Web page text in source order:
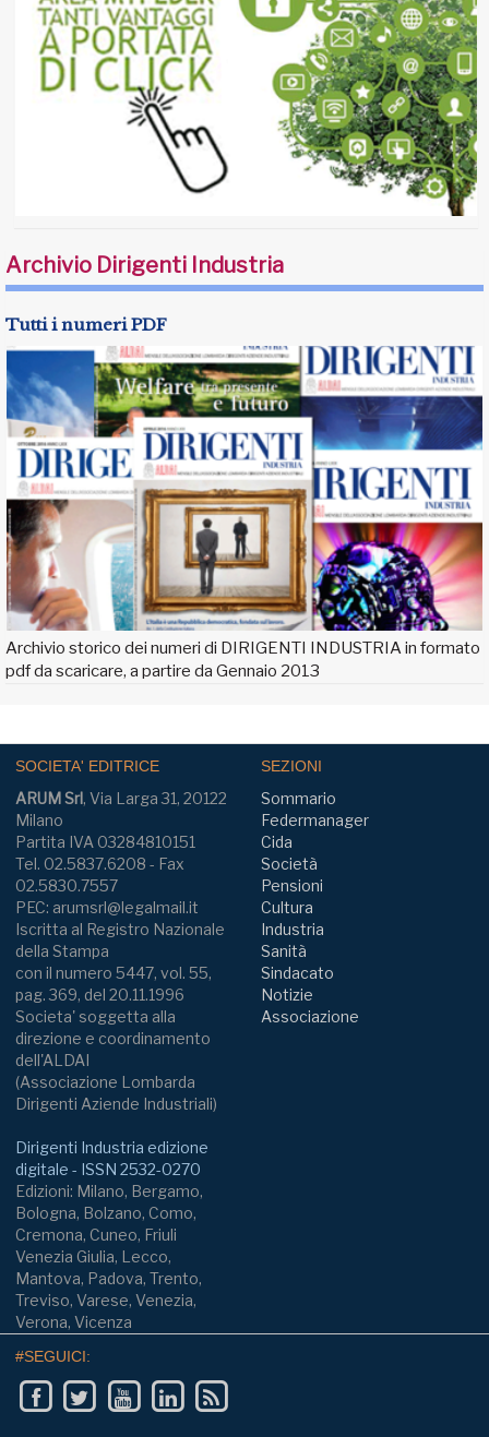
Archivio Dirigenti Industria
Tutti i numeri PDF
Archivio storico dei numeri di DIRIGENTI INDUSTRIA in formato
pdf da scaricare, a partire da Gennaio 2013
SOCIETA' EDITRICE
ARUM Srl, Via Larga 31, 20122
Milano
Partita IVA 03284810151
Tel. 02.5837.6208 - Fax
02.5830.7557
PEC: arumsrl@legalmail.it
Iscritta al Registro Nazionale
della Stampa
con il numero 5447, vol. 55,
pag. 369, del 20.11.1996
Societa' soggetta alla
direzione e coordinamento
dell'ALDAI
(Associazione Lombarda
Dirigenti Aziende Industriali)
Dirigenti Industria edizione
digitale - ISSN 2532-0270
Edizioni: Milano, Bergamo,
Bologna, Bolzano, Como,
Cremona, Cuneo, Friuli
Venezia Giulia, Lecco,
Mantova, Padova, Trento,
Treviso, Varese, Venezia,
Verona, Vicenza
SEZIONI
Sommario
Federmanager
Cida
Società
Pensioni
Cultura
Industria
Sanità
Sindacato
Notizie
Associazione
#SEGUICI: